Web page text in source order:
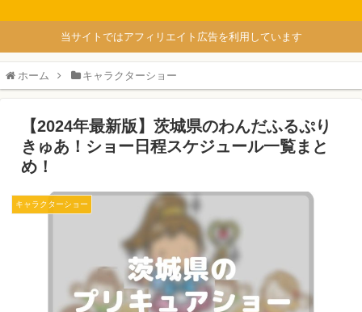
当サイトではアフィリエイト広告を利用しています
ホーム キャラクターショー
【2024年最新版】茨城県のわんだふるぷり
きゅあ！ショー日程スケジュール一覧まと
め！
キャラクターショー